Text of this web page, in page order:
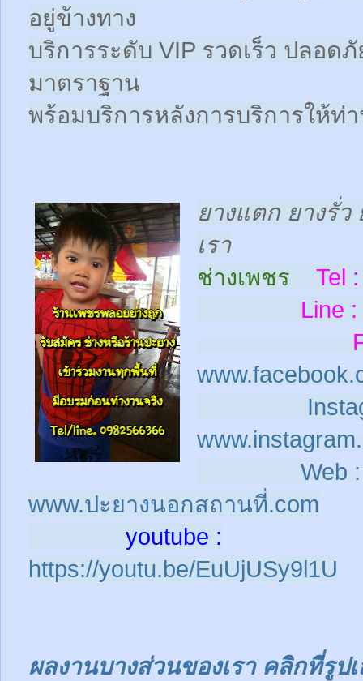
อยู่ข้างทาง
บริการระดับ VIP รวดเร็ว ปลอด
มาตราฐาน
พร้อมบริการหลังการบริการให้ท่
ยางแตก ยางรั่ว
เรา
ช่างเพชร
Tel :
Line :
Web :
www.ปะยางนอกสถานที่.com
youtube :
https://youtu.be/EuUjUSy9l1U
ผลงานบางส่วนของเรา คลิกที่รูป